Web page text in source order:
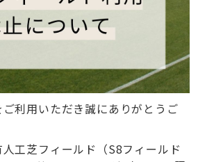
利用いただき誠にありがとうご
工芝フィールド（S8フィールド